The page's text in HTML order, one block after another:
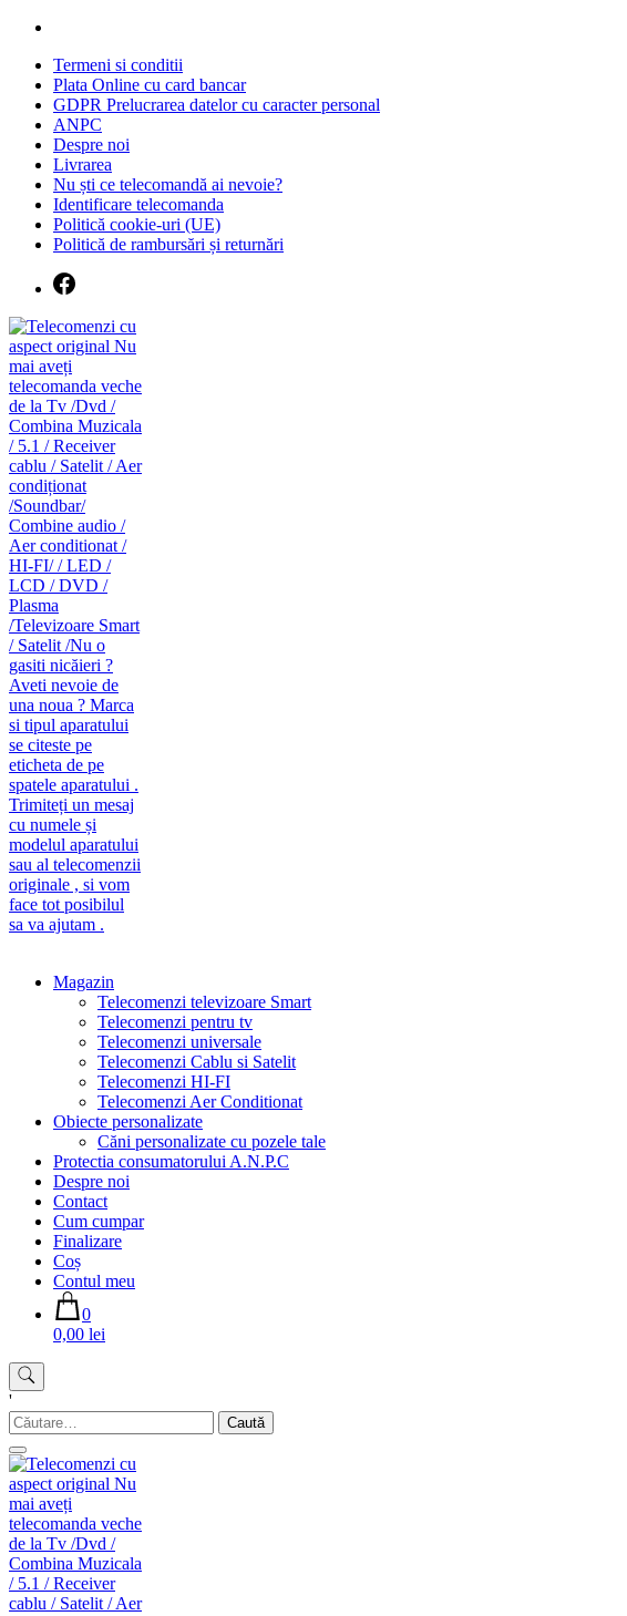
Skip
contentTermeni si conditii
Plata Online cu card bancar
GDPR Prelucrarea datelor cu caracter personal
ANPC
Despre noi
Livrarea
Nu ști ce telecomandă ai nevoie?
Identificare telecomanda
Politică cookie-uri (UE)
Politică de rambursări și returnări
Magazin
Telecomenzi televizoare Smart
Telecomenzi pentru tv
Telecomenzi universale
Telecomenzi Cablu si Satelit
Telecomenzi HI-FI
Telecomenzi Aer Conditionat
Obiecte personalizate
Căni personalizate cu pozele tale
Protectia consumatorului A.N.P.C
Despre noi
Contact
Cum cumpar
Finalizare
Coș
Contul meu
0
0,00 lei
'
Caută
după: